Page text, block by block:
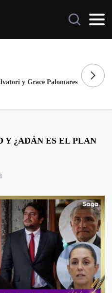
y Grace Palomares
Y ¿ADÁN ES EL PLAN